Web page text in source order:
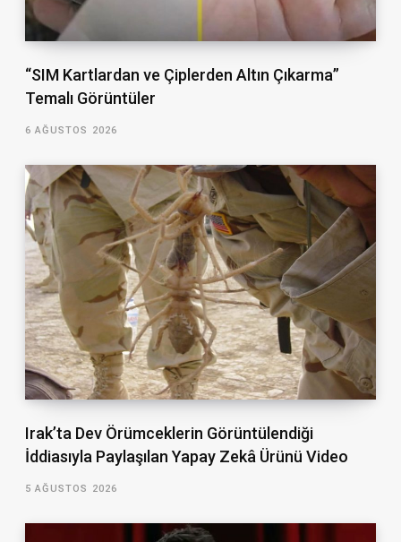
“SIM Kartlardan ve Çiplerden Altın Çıkarma”
Temalı Görüntüler
6 AĞUSTOS 2026
Irak’ta Dev Örümceklerin Görüntülendiği
İddiasıyla Paylaşılan Yapay Zekâ Ürünü Video
5 AĞUSTOS 2026